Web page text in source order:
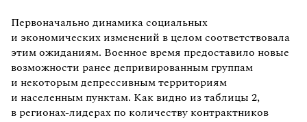
Первоначально динамика социальных
и экономических изменений в целом соответствовала
этим ожиданиям. Военное время предоставило новые
возможности ранее депривированным группам
и некоторым депрессивным территориям
и населенным пунктам. Как видно из таблицы 2,
в регионах-лидерах по количеству контрактников